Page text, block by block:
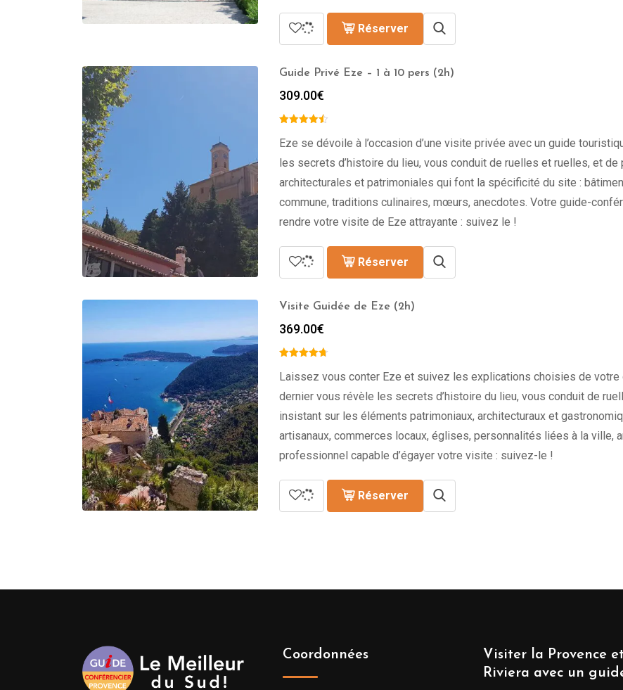
Réserver
Guide Privé Eze – 1 à 10 pers (2h)
309.00€
Eze se dévoile à l’occasion d’une visite privée avec un guide
les secrets d’histoire du lieu, vous conduit de ruelles et ruelles, et
architecturales et patrimoniales qui font la spécificité du site :
commune, traditions culinaires, mœurs, anecdotes. Votre guide-
rendre votre visite de Eze attrayante : suivez le !
Réserver
Visite Guidée de Eze (2h)
369.00€
Laissez vous conter Eze et suivez les explications choisies de votre
dernier vous révèle les secrets d’histoire du lieu, vous conduit de
insistant sur les éléments patrimoniaux, architecturaux et
artisanaux, commerces locaux, églises, personnalités liées à la ville,
professionnel capable d’égayer votre visite : suivez-le !
Réserver
Coordonnées
Visiter la Provence
Riviera avec un